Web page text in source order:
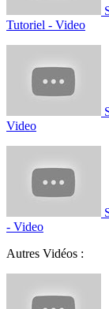
Tutoriel - Video
Video
- Video
Autres Vidéos :